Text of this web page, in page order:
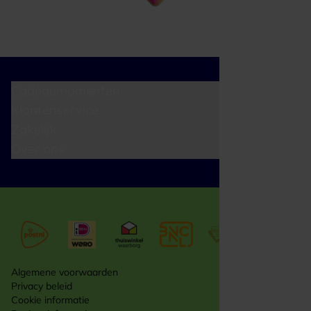
Algemene voorwaarden
Privacy beleid
Cookie informatie